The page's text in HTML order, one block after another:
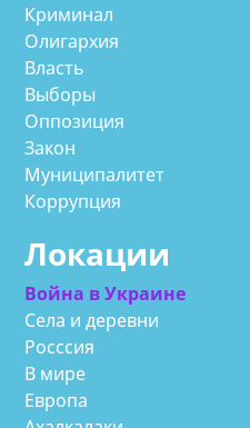
Криминал
Олигархия
Власть
Выборы
Оппозиция
Закон
Муниципалитет
Коррупция
Локации
Война в Украине
Села и деревни
Росссия
В мире
Европа